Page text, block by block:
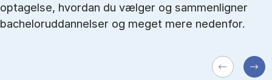
optagelse, hvordan du vælger og sammenligner
bacheloruddannelser og meget mere nedenfor.